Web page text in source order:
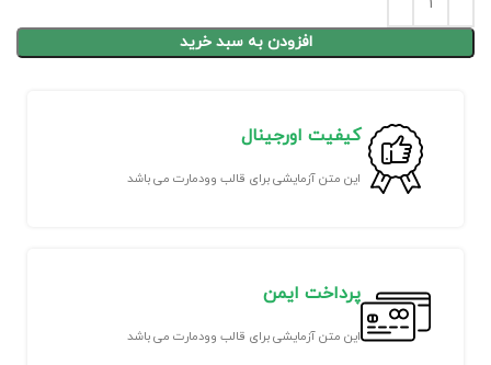
افزودن به سبد خرید
کیفیت اورجینال
این متن آزمایشی برای قالب وودمارت می باشد
پرداخت ایمن
این متن آزمایشی برای قالب وودمارت می باشد